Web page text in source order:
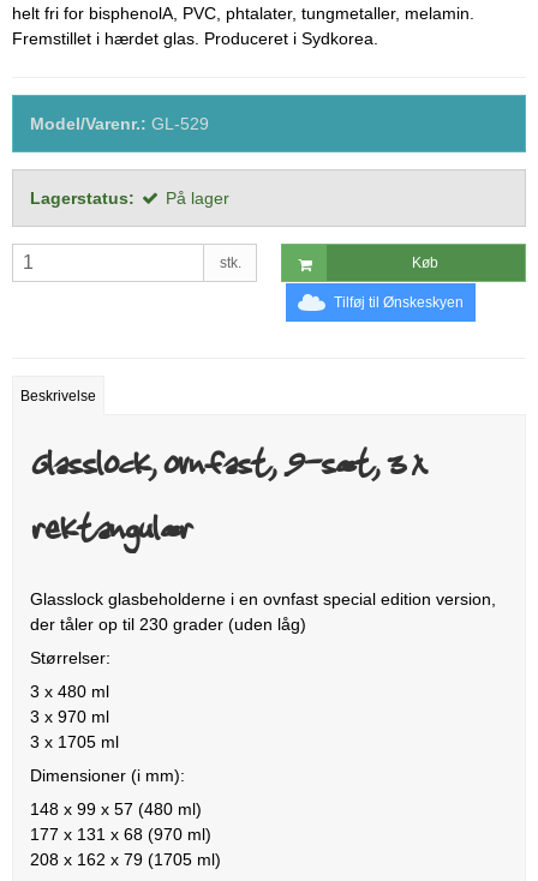
helt fri for bisphenolA, PVC, phtalater, tungmetaller, melamin.
Fremstillet i hærdet glas. Produceret i Sydkorea.
Model/Varenr.: GL-529
Lagerstatus: På lager
stk. Køb
Tilføj til Ønskeskyen
Beskrivelse
Glasslock, ovnfast, 9-sæt, 3 x
rektangulær
Glasslock glasbeholderne i en ovnfast special edition version,
der tåler op til 230 grader (uden låg)
Størrelser:
3 x 480 ml
3 x 970 ml
3 x 1705 ml
Dimensioner (i mm):
148 x 99 x 57 (480 ml)
177 x 131 x 68 (970 ml)
208 x 162 x 79 (1705 ml)